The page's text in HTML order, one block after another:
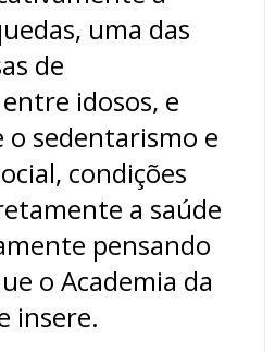
uma das
de
idosos, e
o sedentarismo e
condições
a saúde
pensando
o Academia da
insere.